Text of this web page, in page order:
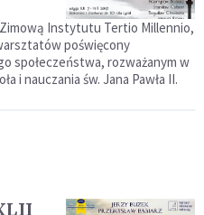
Zimową Instytutu Tertio Millennio,
poświęcony
społeczeństwa, rozważanym w
i nauczania św. Jana Pawła II.